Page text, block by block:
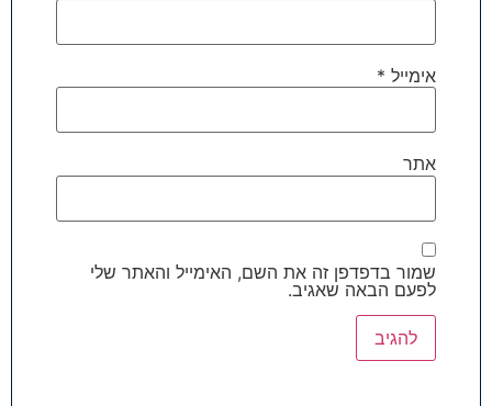
אימייל *
אתר
שמור בדפדפן זה את השם, האימייל והאתר שלי
לפעם הבאה שאגיב.